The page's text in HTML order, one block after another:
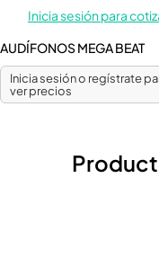
Inicia sesión para
AUDÍFONOS MEGA BEAT
Inicia sesión o regístrate
ver precios